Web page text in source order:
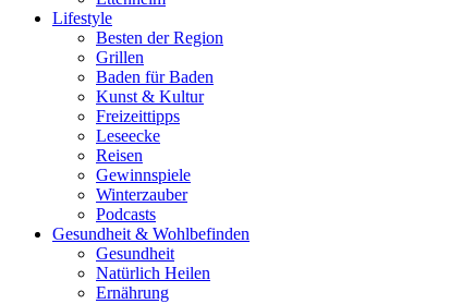
Lifestyle
Besten der Region
Grillen
Baden für Baden
Kunst & Kultur
Freizeittipps
Leseecke
Reisen
Gewinnspiele
Winterzauber
Podcasts
Gesundheit & Wohlbefinden
Gesundheit
Natürlich Heilen
Ernährung